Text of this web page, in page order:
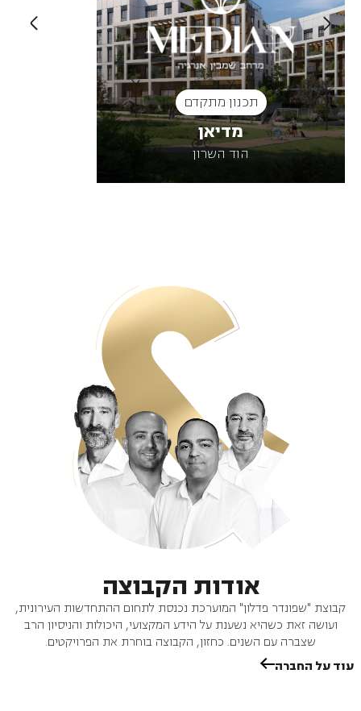
תכנון מתקדם
מדיאן
הוד השרון
אודות הקבוצה
קבוצת "שפונדר פדלון" המוערכת נכנסת לתחום ההתחדשות העירונית,
ועושה זאת כשהיא נשענת על הידע המקצועי, היכולות והניסיון הרב
שצברה עם השנים. כחזון, הקבוצה בוחרת את הפרויקטים.
עוד על החברה